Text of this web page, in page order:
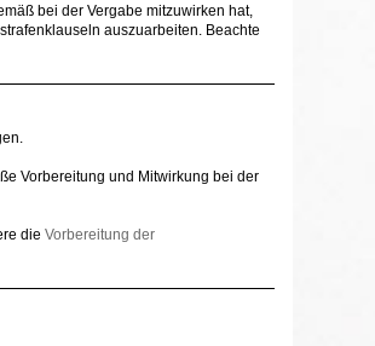
bei der Vergabe mitzuwirken hat,
auszuarbeiten. Beachte
Vorbereitung und Mitwirkung bei der
die Vorbereitung der